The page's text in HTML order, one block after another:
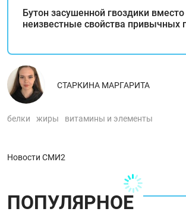
Бутон засушенной гвоздики
неизвестные свойства привычных
СТАРКИНА МАРГАРИТА
белки жиры витамины и элементы
Новости СМИ2
ПОПУЛЯРНОЕ